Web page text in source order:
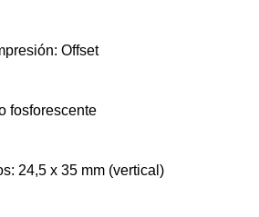
Offset
fosforescente
24,5 x 35 mm (vertical)